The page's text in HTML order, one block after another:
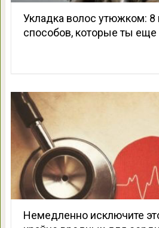
Укладка волос утюжком: 8
способов, которые ты еще
Немедленно исключите